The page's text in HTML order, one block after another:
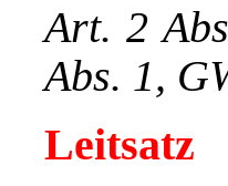
Art. 2
Abs. 1,
Leitsatz